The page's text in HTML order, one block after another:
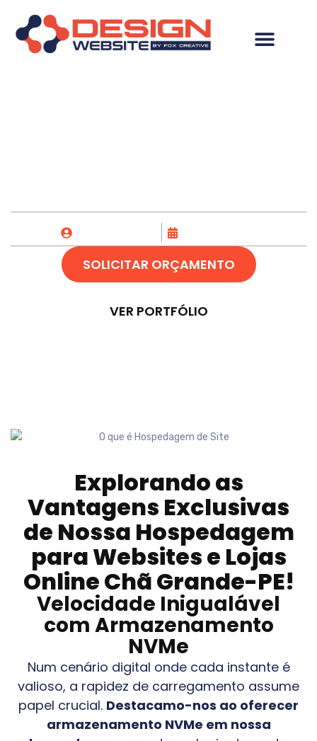
SOLICITAR ORÇAMENTO
VER PORTFÓLIO
Explorando as
Vantagens Exclusivas
de Nossa Hospedagem
para Websites e Lojas
OnlineChã Grande-PE!
Velocidade Inigualável
com Armazenamento
NVMe
Num cenário digital onde cada instante é
valioso, a rapidez de carregamento assume
papel crucial. Destacamo-nos ao oferecer
armazenamento NVMe em nossa